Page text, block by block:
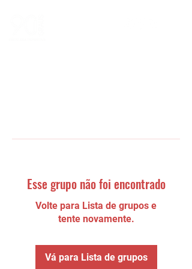
Esse grupo não foi encontrado
Volte para Lista de grupos e
tente novamente.
Vá para Lista de grupos